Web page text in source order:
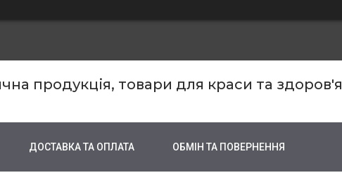
продукція, товари для краси та здоров'я
ДОСТАВКА ТА ОПЛАТА ОБМІН ТА ПОВЕРНЕННЯ